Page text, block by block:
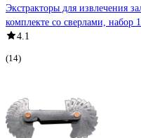
Экстракторы для извлечения
комплекте со сверлами, набор
4.1
(14)